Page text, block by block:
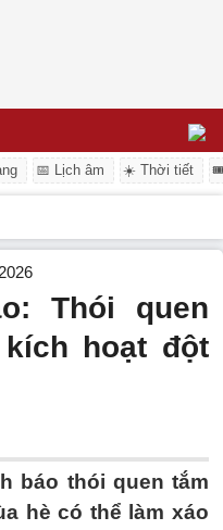
📅 Lịch âm ☀️ Thời tiết
Thói quen
hoạt đột
báo thói quen tắm
hè có thể làm xáo